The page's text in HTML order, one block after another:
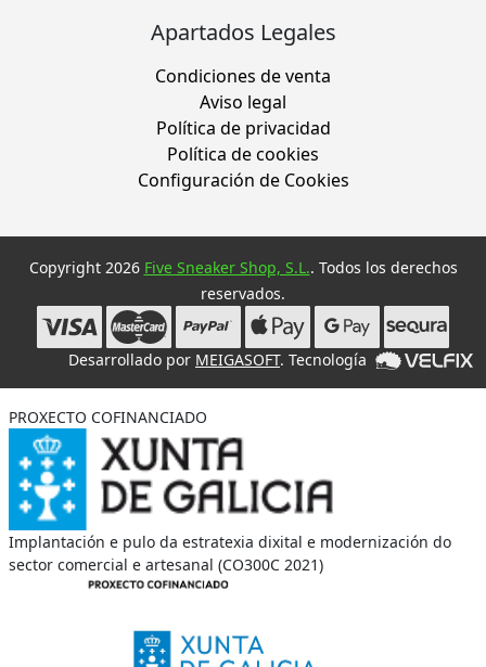
Apartados Legales
Condiciones de venta
Aviso legal
Política de privacidad
Política de cookies
Configuración de Cookies
Copyright 2026 Five Sneaker Shop, S.L.. Todos los derechos
reservados.
Desarrollado por MEIGASOFT. Tecnología
PROXECTO COFINANCIADO
Implantación e pulo da estratexia dixital e modernización do
sector comercial e artesanal (CO300C 2021)